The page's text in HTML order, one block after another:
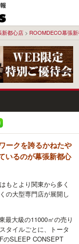
新都心店 > ROOMDECO幕張
ークを誇るかねたや
いるのが幕張新都心
もとより関東から多く
の大型専門店が展開し
最大級の11000㎡の売り
タイルごとに、トータ
のSLEEP CONSEPT